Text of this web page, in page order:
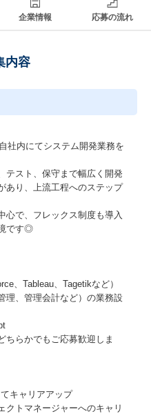
企業情報 応募の流れ
内容
社内にてシステム開発業務を
テスト、保守まで幅広く開発
あり、上流工程へのステップ
心で、フレックス制度も導入
です◎
、Tableau、Tagetikなど）
理、管理会計など）の業務設
らかでもご応募歓迎しま
キャリアアップ
クトマネージャーへのキャリ